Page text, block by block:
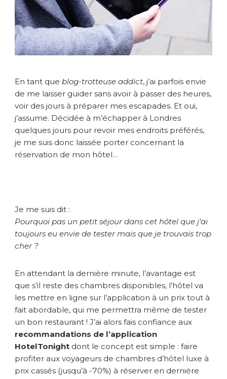
r
i
è
i
n
u
t
e
n
i
!
En tant que blog-trotteuse addict, j’ai parfois envie
de me laisser guider sans avoir à passer des heures,
voir des jours à préparer mes escapades. Et oui,
j’assume. Décidée à m’échapper à Londres
quelques jours pour revoir mes endroits préférés,
je me suis donc laissée porter concernant la
réservation de mon hôtel…
Je me suis dit :
Pourquoi pas un petit séjour dans cet hôtel que j’ai
toujours eu envie de tester mais que je trouvais trop
cher ?
En attendant la dernière minute, l’avantage est
que s’il reste des chambres disponibles, l’hôtel va
les mettre en ligne sur l’application à un prix tout à
fait abordable, qui me permettra même de tester
un bon restaurant ! J’ai alors fais confiance aux
recommandations de l’application
HotelTonight dont le concept est simple : faire
profiter aux voyageurs de chambres d’hôtel luxe à
prix cassés (jusqu’à -70%) à réserver en dernière